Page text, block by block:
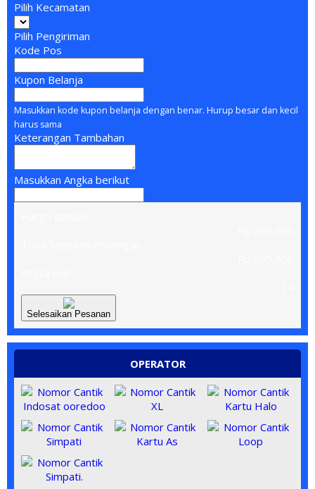
OPERATOR
Pilih Kecamatan
Pilih Pengiriman
Kode Pos
Kupon Belanja
Masukkan kode kupon belanja dengan benar. Hurup besar dan kecil
harus sama
Keterangan Tambahan
Masukkan Angka berikut
Selesaikan Pesanan